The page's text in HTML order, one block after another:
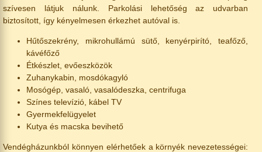
szívesen látjuk nálunk. Parkolási lehetőség az udvarban
biztosított, így kényelmesen érkezhet autóval is.
Hűtőszekrény, mikrohullámú sütő, kenyérpirító, teafőző,
kávéfőző
Étkészlet, evőeszközök
Zuhanykabin, mosdókagyló
Mosógép, vasaló, vasalódeszka, centrifuga
Színes televízió, kábel TV
Gyermekfelügyelet
Kutya és macska bevihető
Vendégházunkból könnyen elérhetőek a környék nevezetességei: